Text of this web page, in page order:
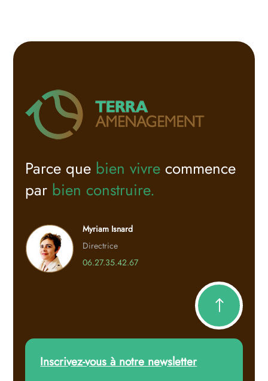
Parce que bien vivrecommence
par bien construire.
Myriam Isnard
Directrice
06.27.35.42.67
Inscrivez-vous à notre newsletter
!